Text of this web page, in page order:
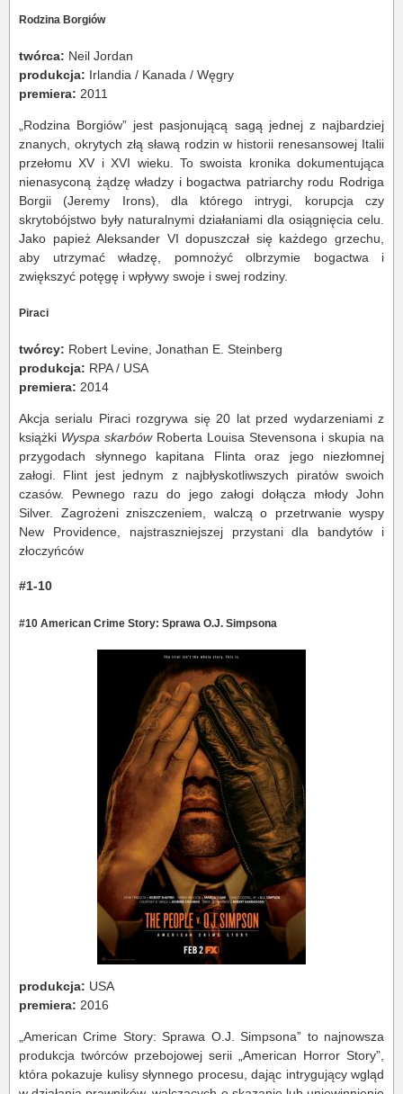
Rodzina Borgiów
twórca: Neil Jordan
produkcja: Irlandia / Kanada / Węgry
premiera: 2011
„Rodzina Borgiów” jest pasjonującą sagą jednej z najbardziej
znanych, okrytych złą sławą rodzin w historii renesansowej Italii
przełomu XV i XVI wieku. To swoista kronika dokumentująca
nienasyconą żądzę władzy i bogactwa patriarchy rodu Rodriga
Borgii (Jeremy Irons), dla którego intrygi, korupcja czy
skrytobójstwo były naturalnymi działaniami dla osiągnięcia celu.
Jako papież Aleksander VI dopuszczał się każdego grzechu,
aby utrzymać władzę, pomnożyć olbrzymie bogactwa i
zwiększyć potęgę i wpływy swoje i swej rodziny.
Piraci
twórcy: Robert Levine, Jonathan E. Steinberg
produkcja: RPA / USA
premiera: 2014
Akcja serialu Piraci rozgrywa się 20 lat przed wydarzeniami z
książki Wyspa skarbówRoberta Louisa Stevensona i skupia na
przygodach słynnego kapitana Flinta oraz jego niezłomnej
załogi. Flint jest jednym z najbłyskotliwszych piratów swoich
czasów. Pewnego razu do jego załogi dołącza młody John
Silver. Zagrożeni zniszczeniem, walczą o przetrwanie wyspy
New Providence, najstraszniejszej przystani dla bandytów i
złoczyńców
#1-10
#10 American Crime Story: Sprawa O.J. Simpsona
produkcja: USA
premiera: 2016
„American Crime Story: Sprawa O.J. Simpsona” to najnowsza
produkcja twórców przebojowej serii „American Horror Story”,
która pokazuje kulisy słynnego procesu, dając intrygujący wgląd